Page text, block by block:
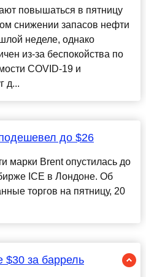
повышаться в пятницу
снижении запасов нефти
неделе, однако
из-за беспокойства по
COVID-19 и
д...
до $26
марки Brent опустилась до
ICE в Лондоне. Об
торгов на пятницу, 20
$30 за баррель